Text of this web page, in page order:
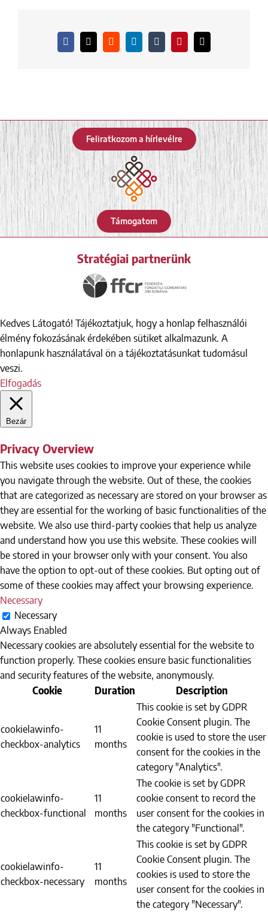
Facebook
X RedditLinkedInTumblrPinterestEmail:
Feliratkozom a hírlevélre
Támogatom
Stratégiai partnerünk
Kedves Látogató! Tájékoztatjuk, hogy a honlap felhasználói
élmény fokozásának érdekében sütiket alkalmazunk. A
honlapunk használatával ön a tájékoztatásunkat tudomásul
veszi.
Elfogadás
Bezár
Privacy Overview
This website uses cookies to improve your experience while
you navigate through the website. Out of these, the cookies
that are categorized as necessary are stored on your browser as
they are essential for the working of basic functionalities of the
website. We also use third-party cookies that help us analyze
and understand how you use this website. These cookies will
be stored in your browser only with your consent. You also
have the option to opt-out of these cookies. But opting out of
some of these cookies may affect your browsing experience.
Necessary
Necessary
Always Enabled
Necessary cookies are absolutely essential for the website to
function properly. These cookies ensure basic functionalities
and security features of the website, anonymously.
Cookie
Duration Description
cookielawinfo-
checkbox-analytics
11
months
This cookie is set by GDPR
Cookie Consent plugin. The
cookie is used to store the user
consent for the cookies in the
category "Analytics".
cookielawinfo-
checkbox-functional
11
months
The cookie is set by GDPR
cookie consent to record the
user consent for the cookies in
the category "Functional".
cookielawinfo-
checkbox-necessary
11
months
This cookie is set by GDPR
Cookie Consent plugin. The
cookies is used to store the
user consent for the cookies in
the category "Necessary".